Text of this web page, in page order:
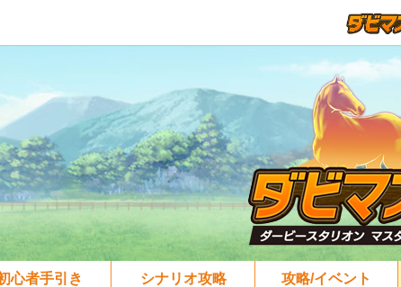
心者手引き シナリオ攻略 攻略/イベント